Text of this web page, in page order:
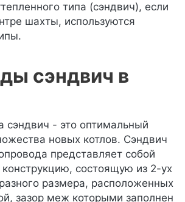
типа (сэндвич), если
шахты, используются
сэндвич в
- это оптимальный
новых котлов. Сэндвич
представляет собой
состоящую из 2-ух
размера, расположенных
зазор меж которыми заполнен